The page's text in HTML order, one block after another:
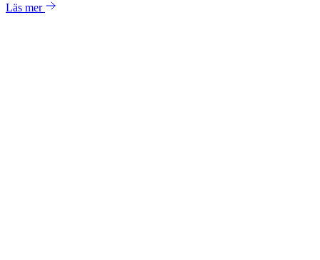
Läs mer